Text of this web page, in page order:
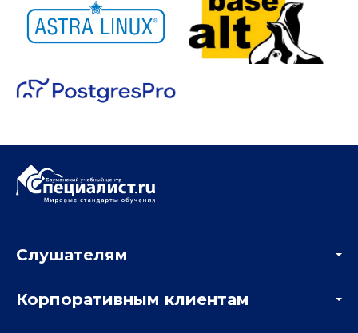
Слушателям
Мастер-классы и вебинары
Корпоративным клиентам